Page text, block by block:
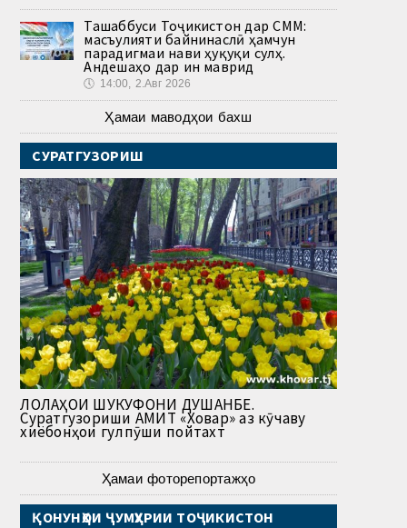
Ташаббуси Тоҷикистон дар СММ:
масъулияти байнинаслӣ ҳамчун
парадигмаи нави ҳуқуқи сулҳ.
Андешаҳо дар ин маврид
🕔 14:00, 2.Авг 2026
Ҳамаи маводҳои бахш
СУРАТГУЗОРИШ
ЛОЛАҲОИ ШУКУФОНИ ДУШАНБЕ.
Суратгузориши АМИТ «Ховар» аз кӯчаву
хиёбонҳои гулпӯши пойтахт
Ҳамаи фоторепортажҳо
ҚОНУНҲОИ ҶУМҲУРИИ ТОҶИКИСТОН